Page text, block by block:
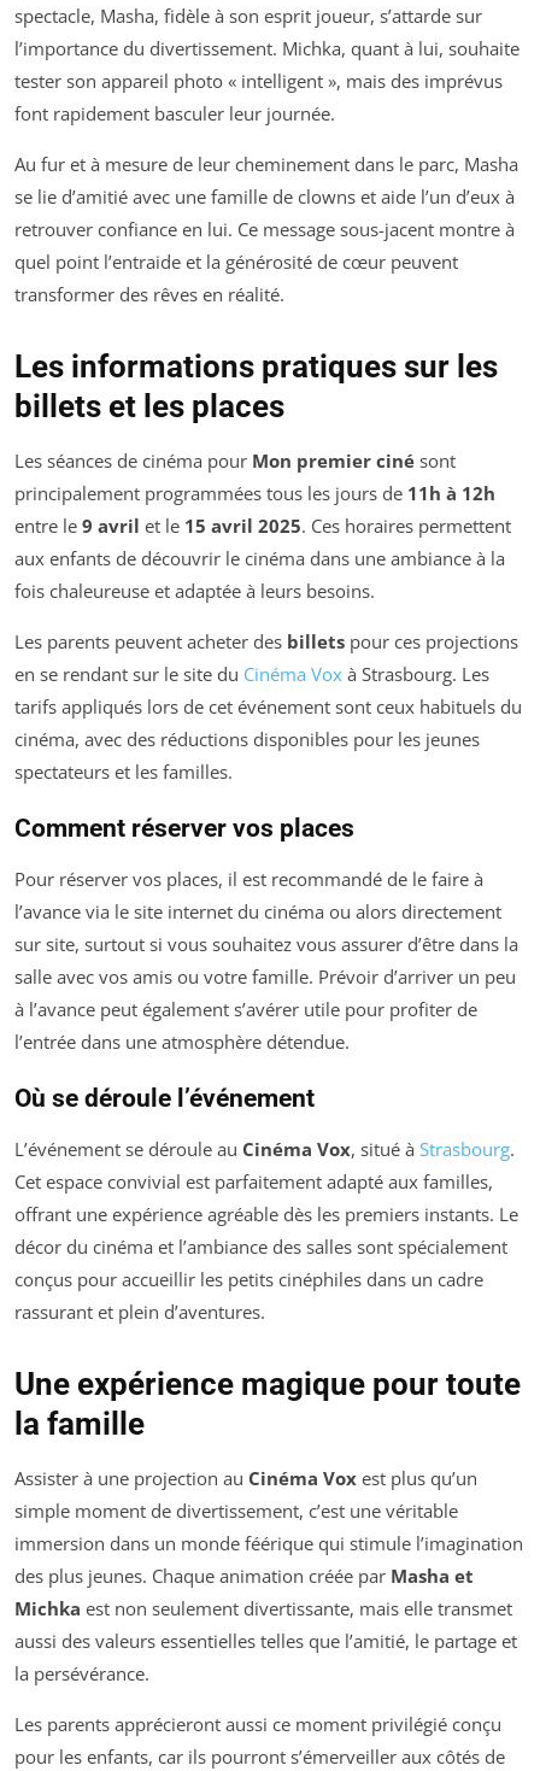
spectacle, Masha, fidèle à son esprit joueur, s’attarde sur
l’importance du divertissement. Michka, quant à lui, souhaite
tester son appareil photo « intelligent », mais des imprévus
font rapidement basculer leur journée.
Au fur et à mesure de leur cheminement dans le parc, Masha
se lie d’amitié avec une famille de clowns et aide l’un d’eux à
retrouver confiance en lui. Ce message sous-jacent montre à
quel point l’entraide et la générosité de cœur peuvent
transformer des rêves en réalité.
Les informations pratiques sur les
billets et les places
Les séances de cinéma pour Mon premier ciné sont
principalement programmées tous les jours de 11h à 12h
entre le 9 avril et le 15 avril 2025. Ces horaires permettent
aux enfants de découvrir le cinéma dans une ambiance à la
fois chaleureuse et adaptée à leurs besoins.
Les parents peuvent acheter des billets pour ces projections
en se rendant sur le site du Cinéma Vox à Strasbourg. Les
tarifs appliqués lors de cet événement sont ceux habituels du
cinéma, avec des réductions disponibles pour les jeunes
spectateurs et les familles.
Comment réserver vos places
Pour réserver vos places, il est recommandé de le faire à
l’avance via le site internet du cinéma ou alors directement
sur site, surtout si vous souhaitez vous assurer d’être dans la
salle avec vos amis ou votre famille. Prévoir d’arriver un peu
à l’avance peut également s’avérer utile pour profiter de
l’entrée dans une atmosphère détendue.
Où se déroule l’événement
L’événement se déroule au Cinéma Vox, situé à Strasbourg.
Cet espace convivial est parfaitement adapté aux familles,
offrant une expérience agréable dès les premiers instants. Le
décor du cinéma et l’ambiance des salles sont spécialement
conçus pour accueillir les petits cinéphiles dans un cadre
rassurant et plein d’aventures.
Une expérience magique pour toute
la famille
Assister à une projection au Cinéma Vox est plus qu’un
simple moment de divertissement, c’est une véritable
immersion dans un monde féérique qui stimule l’imagination
des plus jeunes. Chaque animation créée par Masha et
Michka est non seulement divertissante, mais elle transmet
aussi des valeurs essentielles telles que l’amitié, le partage et
la persévérance.
Les parents apprécieront aussi ce moment privilégié conçu
pour les enfants, car ils pourront s’émerveiller aux côtés de